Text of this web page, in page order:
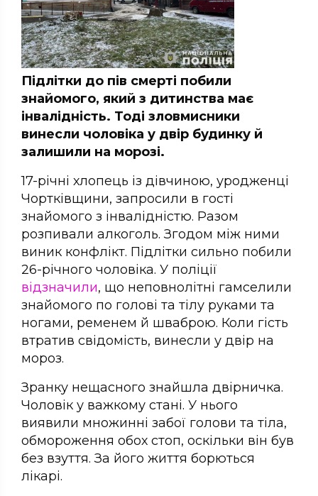
Підлітки до пів смерті побили
знайомого, який з дитинства має
інвалідність. Тоді зловмисники
винесли чоловіка у двір будинку й
залишили на морозі.
17-річні хлопець із дівчиною, уродженці
Чортківщини, запросили в гості
знайомого з інвалідністю. Разом
розпивали алкоголь. Згодом між ними
виник конфлікт. Підлітки сильно побили
26-річного чоловіка. У поліції
відзначили, що неповнолітні гамселили
знайомого по голові та тілу руками та
ногами, ременем й шваброю. Коли гість
втратив свідомість, винесли у двір на
мороз.
Зранку нещасного знайшла двірничка.
Чоловік у важкому стані. У нього
виявили множинні забої голови та тіла,
обмороження обох стоп, оскільки він був
без взуття. За його життя борються
лікарі.